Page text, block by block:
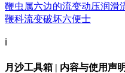
鞭虫属六边的流变动压润滑
鞭科流变破坏六便士
ℹ️
月沙工具箱 | 内容与使用声明